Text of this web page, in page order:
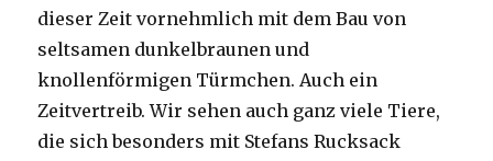
dieser Zeit vornehmlich mit dem Bau von
seltsamen dunkelbraunen und
knollenförmigen Türmchen. Auch ein
Zeitvertreib. Wir sehen auch ganz viele Tiere,
die sich besonders mit Stefans Rucksack